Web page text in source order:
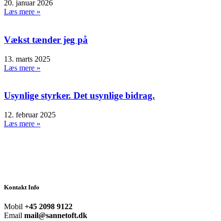
20. januar 2026
Læs mere »
Vækst tænder jeg på
13. marts 2025
Læs mere »
Usynlige styrker. Det usynlige bidrag.
12. februar 2025
Læs mere »
Kontakt Info
Mobil +45 2098 9122
Email mail@sannetoft.dk